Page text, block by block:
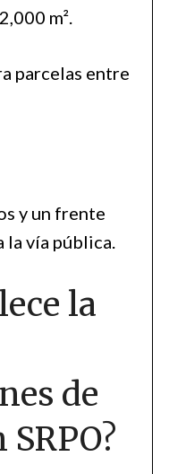
m².
parcelas entre
y un frente
la vía pública.
la
de